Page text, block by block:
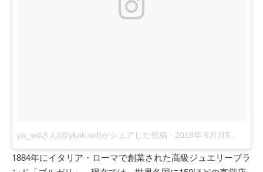
ya_wdさん(@ykak.wd)がシェアした投稿 - 2018年 6月月5日午前6時22分PDT
1884年にイタリア・ローマで創業された高級ジュエリーブラ